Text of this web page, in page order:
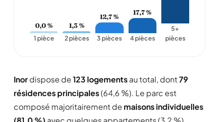
0,0 %
1 pièce
1,3 %
2 pièces
12,7 %
3 pièces
17,7 %
4 pièces
5+
pièces
Inordispose de123 logementsau total, dont79
résidences principales(64,6 %). Le parc est
composé majoritairement de maisons individuelles